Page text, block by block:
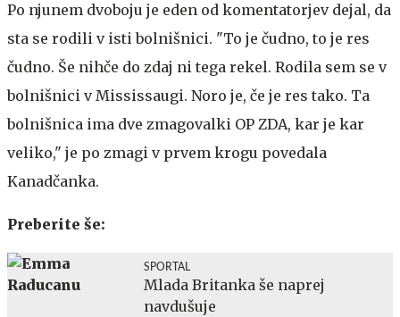
Po njunem dvoboju je eden od komentatorjev dejal, da
sta se rodili v isti bolnišnici. "To je čudno, to je res
čudno. Še nihče do zdaj ni tega rekel. Rodila sem se v
bolnišnici v Mississaugi. Noro je, če je res tako. Ta
bolnišnica ima dve zmagovalki OP ZDA, kar je kar
veliko," je po zmagi v prvem krogu povedala
Kanadčanka.
Preberite še:
SPORTAL
Mlada Britanka še naprej
navdušuje